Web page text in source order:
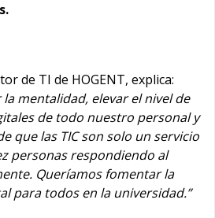
de TI de HOGENT, explica:
mentalidad, elevar el nivel de
de todo nuestro personal y
que las TIC son solo un servicio
personas respondiendo al
Queríamos fomentar la
para todos en la universidad.”